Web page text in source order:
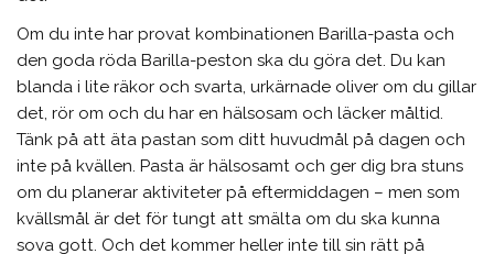
Om du inte har provat kombinationen Barilla-pasta och
den goda röda Barilla-peston ska du göra det. Du kan
blanda i lite räkor och svarta, urkärnade oliver om du gillar
det, rör om och du har en hälsosam och läcker måltid.
Tänk på att äta pastan som ditt huvudmål på dagen och
inte på kvällen. Pasta är hälsosamt och ger dig bra stuns
om du planerar aktiviteter på eftermiddagen – men som
kvällsmål är det för tungt att smälta om du ska kunna
sova gott. Och det kommer heller inte till sin rätt på